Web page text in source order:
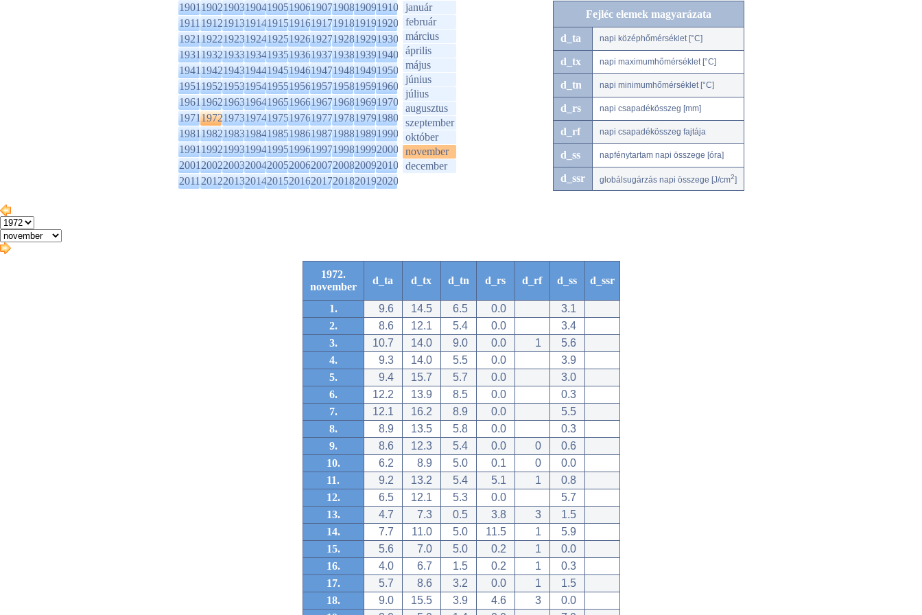
1901190219031904190519061907190819091910
1911191219131914191519161917191819191920
1921192219231924192519261927192819291930
1931193219331934193519361937193819391940
1941194219431944194519461947194819491950
1951195219531954195519561957195819591960
1961196219631964196519661967196819691970
1971197219731974197519761977197819791980
1981198219831984198519861987198819891990
1991199219931994199519961997199819992000
2001200220032004200520062007200820092010
2011201220132014201520162017201820192020
január
február
március
április
május
június
július
augusztus
szeptember
október
november
december
Fejléc elemek magyarázata
d_ta napi középhőmérséklet [°C]
d_tx napi maximumhőmérséklet [°C]
d_tn napi minimumhőmérséklet [°C]
d_rs napi csapadékösszeg [mm]
d_rf napi csapadékösszeg fajtája
d_ss napfénytartam napi összege [óra]
d_ssr globálsugárzás napi összege [J/cm2]
1972.
november
d_ta d_tx d_tn d_rs d_rf d_ss d_ssr
1. 9.6 14.5 6.5 0.0
3.1
2.
8.6 12.1 5.4 0.0
3.4
3.
10.7 14.0 9.0 0.0 1
5.6
4.
9.3 14.0 5.5 0.0
3.9
5.
9.4 15.7 5.7 0.0
3.0
6.
12.2 13.9 8.5 0.0
0.3
7.
12.1 16.2 8.9 0.0
5.5
8.
8.9 13.5 5.8 0.0
0.3
9.
8.6 12.3 5.4 0.0 0
0.6
10.
6.2 8.9 5.0 0.1 0
0.0
11.
9.2 13.2 5.4 5.1 1
0.8
12.
6.5 12.1 5.3 0.0
5.7
13.
4.7 7.3 0.5 3.8 3
1.5
14.
7.7 11.0 5.0 11.5 1
5.9
15.
5.6 7.0 5.0 0.2 1
0.0
16.
4.0 6.7 1.5 0.2 1
0.3
17.
5.7 8.6 3.2 0.0 1
1.5
18.
9.0 15.5 3.9 4.6 3
0.0